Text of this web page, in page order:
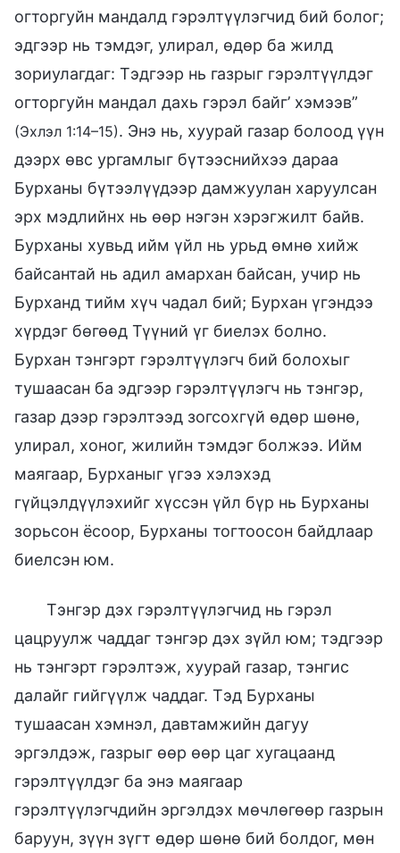
огторгуйн мандалд гэрэлтүүлэгчид бий болог;
эдгээр нь тэмдэг, улирал, өдөр ба жилд
зориулагдаг: Тэдгээр нь газрыг гэрэлтүүлдэг
огторгуйн мандал дахь гэрэл байг’ хэмээв”
(Эхлэл 1:14–15). Энэ нь, хуурай газар болоод үүн
дээрх өвс ургамлыг бүтээснийхээ дараа
Бурханы бүтээлүүдээр дамжуулан харуулсан
эрх мэдлийнх нь өөр нэгэн хэрэгжилт байв.
Бурханы хувьд ийм үйл нь урьд өмнө хийж
байсантай нь адил амархан байсан, учир нь
Бурханд тийм хүч чадал бий; Бурхан үгэндээ
хүрдэг бөгөөд Түүний үг биелэх болно.
Бурхан тэнгэрт гэрэлтүүлэгч бий болохыг
тушаасан ба эдгээр гэрэлтүүлэгч нь тэнгэр,
газар дээр гэрэлтээд зогсохгүй өдөр шөнө,
улирал, хоног, жилийн тэмдэг болжээ. Ийм
маягаар, Бурханыг үгээ хэлэхэд
гүйцэлдүүлэхийг хүссэн үйл бүр нь Бурханы
зорьсон ёсоор, Бурханы тогтоосон байдлаар
биелсэн юм.
Тэнгэр дэх гэрэлтүүлэгчид нь гэрэл
цацруулж чаддаг тэнгэр дэх зүйл юм; тэдгээр
нь тэнгэрт гэрэлтэж, хуурай газар, тэнгис
далайг гийгүүлж чаддаг. Тэд Бурханы
тушаасан хэмнэл, давтамжийн дагуу
эргэлдэж, газрыг өөр өөр цаг хугацаанд
гэрэлтүүлдэг ба энэ маягаар
гэрэлтүүлэгчдийн эргэлдэх мөчлөгөөр газрын
баруун, зүүн зүгт өдөр шөнө бий болдог, мөн